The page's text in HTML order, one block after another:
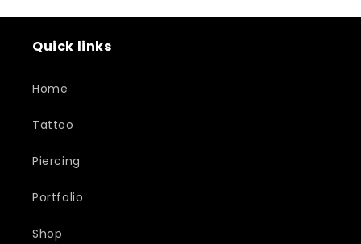
Quick links
Home
Tattoo
Piercing
Portfolio
Shop